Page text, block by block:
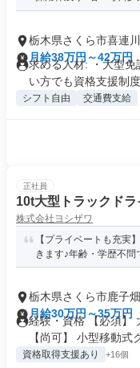
栃木県さくら市喜連川
月給38万円～42万円
求める人材: ・大型
い方でも資格支援制度
シフト自由 交通費支給
正社員
10t大型トラックドラ
株式会社ヨシザワ
【プライベートも充実
きます♪年齢・学歴不問
栃木県さくら市鹿子畑
月給30万円～35万円
経験・資格 【必須】
【尚可】 小型移動式
資格取得支援あり +16個